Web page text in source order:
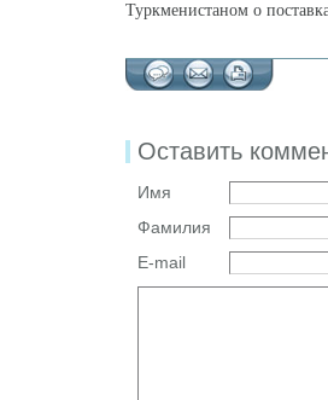
Туркменистаном о
Оставить
Имя
Фамилия
E-mail